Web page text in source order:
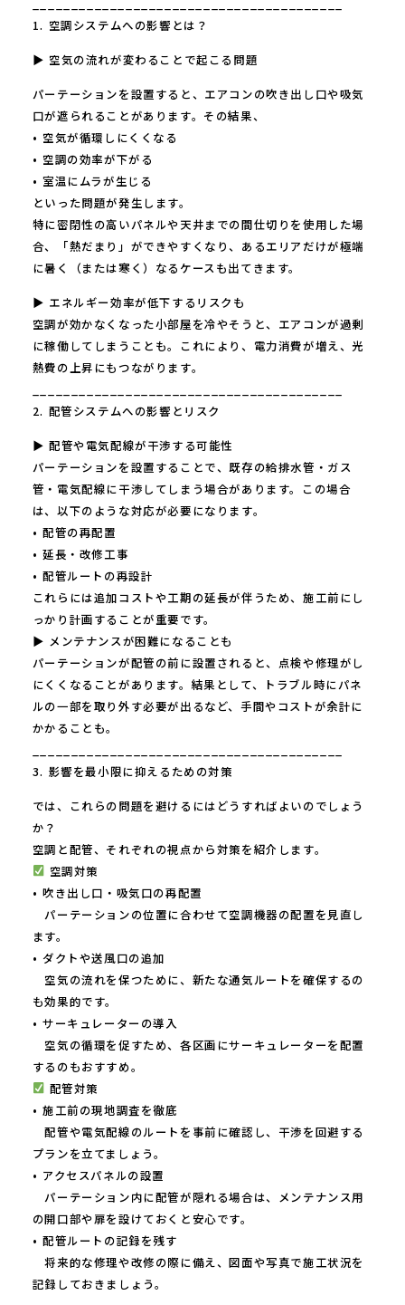
1. 空調システムへの影響とは？
▶ 空気の流れが変わることで起こる問題
パーテーションを設置すると、エアコンの吹き出し口や吸気
口が遮られることがあります。その結果、
• 空気が循環しにくくなる
• 空調の効率が下がる
• 室温にムラが生じる
といった問題が発生します。
特に密閉性の高いパネルや天井までの間仕切りを使用した場
合、「熱だまり」ができやすくなり、あるエリアだけが極端
に暑く（または寒く）なるケースも出てきます。
▶ エネルギー効率が低下するリスクも
空調が効かなくなった小部屋を冷やそうと、エアコンが過剰
に稼働してしまうことも。これにより、電力消費が増え、光
熱費の上昇にもつながります。
2. 配管システムへの影響とリスク
▶ 配管や電気配線が干渉する可能性
パーテーションを設置することで、既存の給排水管・ガス
管・電気配線に干渉してしまう場合があります。この場合
は、以下のような対応が必要になります。
• 配管の再配置
• 延長・改修工事
• 配管ルートの再設計
これらには追加コストや工期の延長が伴うため、施工前にし
っかり計画することが重要です。
▶ メンテナンスが困難になることも
パーテーションが配管の前に設置されると、点検や修理がし
にくくなることがあります。結果として、トラブル時にパネ
ルの一部を取り外す必要が出るなど、手間やコストが余計に
かかることも。
3. 影響を最小限に抑えるための対策
では、これらの問題を避けるにはどうすればよいのでしょう
か？
空調と配管、それぞれの視点から対策を紹介します。
空調対策
• 吹き出し口・吸気口の再配置
パーテーションの位置に合わせて空調機器の配置を見直し
ます。
• ダクトや送風口の追加
空気の流れを保つために、新たな通気ルートを確保するの
も効果的です。
• サーキュレーターの導入
空気の循環を促すため、各区画にサーキュレーターを配置
するのもおすすめ。
配管対策
• 施工前の現地調査を徹底
配管や電気配線のルートを事前に確認し、干渉を回避する
プランを立てましょう。
• アクセスパネルの設置
パーテーション内に配管が隠れる場合は、メンテナンス用
の開口部や扉を設けておくと安心です。
• 配管ルートの記録を残す
将来的な修理や改修の際に備え、図面や写真で施工状況を
記録しておきましょう。